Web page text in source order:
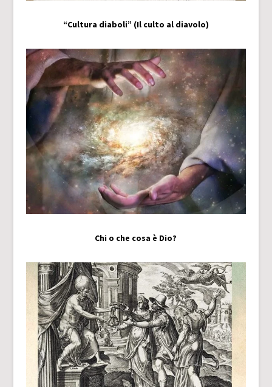
“Cultura diaboli” (Il culto al diavolo)
Chi o che cosa è Dio?